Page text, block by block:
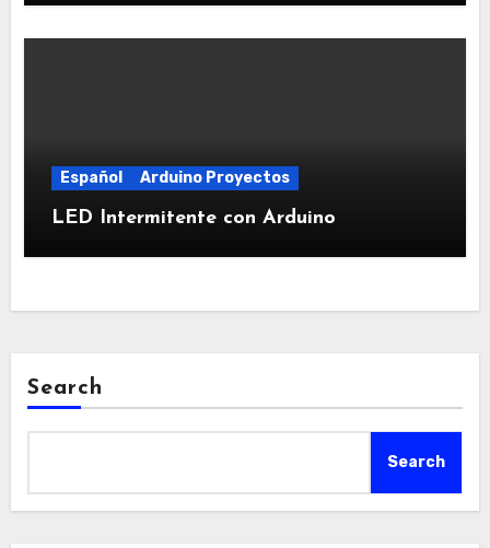
Español Arduino Proyectos
LED Intermitente con Arduino
Search
Search